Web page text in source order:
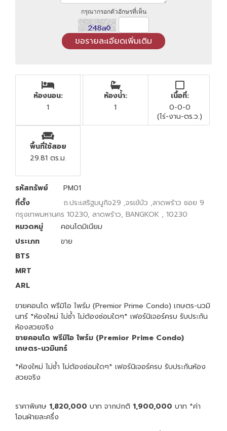
กรุณากรอกตัวอักษรที่เห็น
ห้องนอน:
1
ห้องน้ำ:
1
พื้นที่ใช้สอย
29.81 ตร.ม.
เนื้อที่:
0-0-0
(ไร่-งาน-ตร.ว.)
รหัสทรัพย์
PM01
ที่ตั้ง
ถ.ประเสริฐมนูกิจ29 ,จรเข้บัว ,ลาดพร้าว ซอย 9
กรุงเทพมหานคร 10230, ลาดพร้าว, BANGKOK , 10230
หมวดหมู่
คอนโดมิเนียม
ประเภท
ขาย
BTS
MRT
ARL
ขายคอนโด พรีมิโอ ไพร์ม (Premior Prime Condo) เกษตร-นวมิ
นทร์ *ห้องใหม่ ไม่ซ้ำ ไม่ต้องซ่อมใดๆ* เฟอร์นิเจอร์ครบ รับประกัน
ห้องสวยจริง
ขายคอนโด พรีมิโอ ไพร์ม (Premior Prime Condo)
เกษตร-นวมินทร์
*ห้องใหม่ ไม่ซ้ำ ไม่ต้องซ่อมใดๆ* เฟอร์นิเจอร์ครบ รับประกันห้อง
สวยจริง
ราคาพิเศษ 1,820,000 บาท จากปกติ 1,900,000 บาท *ค่า
โอนฝ่ายละครึ่ง